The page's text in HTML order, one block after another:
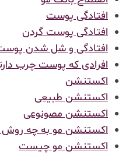
افتادگی پوست
افتادگی پوست گردن
افتادگی و شل شدن
افرادی که پوست چرب
اکستنشن
اکستنشن طبیعی
اکستنشن مصونوعی
اکستنشن مو به چه روش
اکستنشن مو چیست